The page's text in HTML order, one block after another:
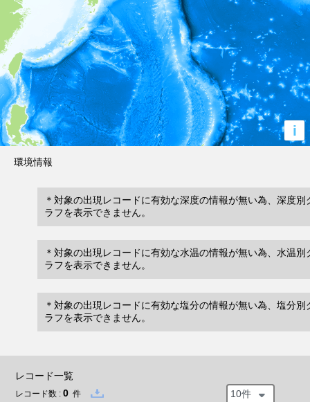
i
環境情報
＊対象の出現レコードに有効な深度の情報が無い為、深度別
ラフを表示できません。
＊対象の出現レコードに有効な水温の情報が無い為、水温別
ラフを表示できません。
＊対象の出現レコードに有効な塩分の情報が無い為、塩分別
ラフを表示できません。
レコード一覧
レコード数 : 0 件 10件